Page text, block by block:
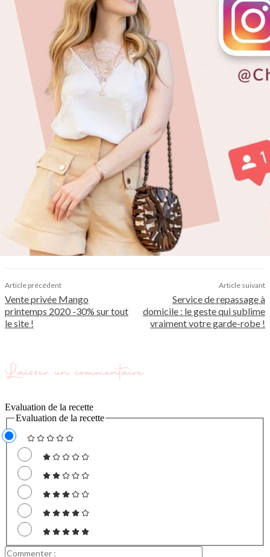
Article précédent
Vente privée Mango
printemps 2020 -30% sur tout
le site !
Article suivant
Service de repassage à
domicile : le geste qui sublime
vraiment votre garde-robe !
Laisser un commentaire
Evaluation de la recette
Evaluation de la recette